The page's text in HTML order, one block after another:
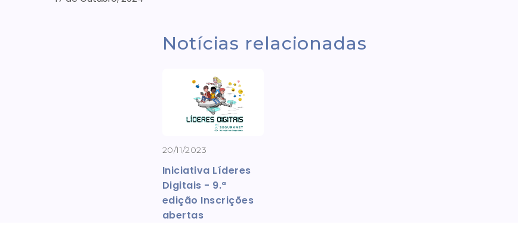
Notícias relacionadas
20/11/2023
Iniciativa Líderes
Digitais - 9.ª
edição Inscrições
abertas